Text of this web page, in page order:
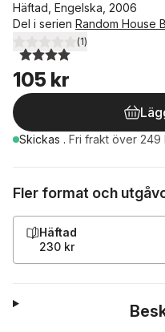
Häftad, Engelska, 2006
Del i serien Random House
4,0utav 5 stjärnor. Totalt
(1)
105 kr
Skickas . Fri frakt över 249
Fler format och
Häftad
230 kr